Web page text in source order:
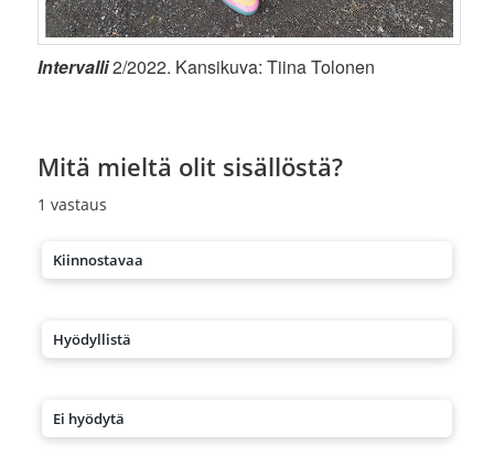
Intervalli2/2022. Kansikuva: Tiina Tolonen
Mitä mieltä olit sisällöstä?
1 vastaus
Kiinnostavaa
Hyödyllistä
Ei hyödytä